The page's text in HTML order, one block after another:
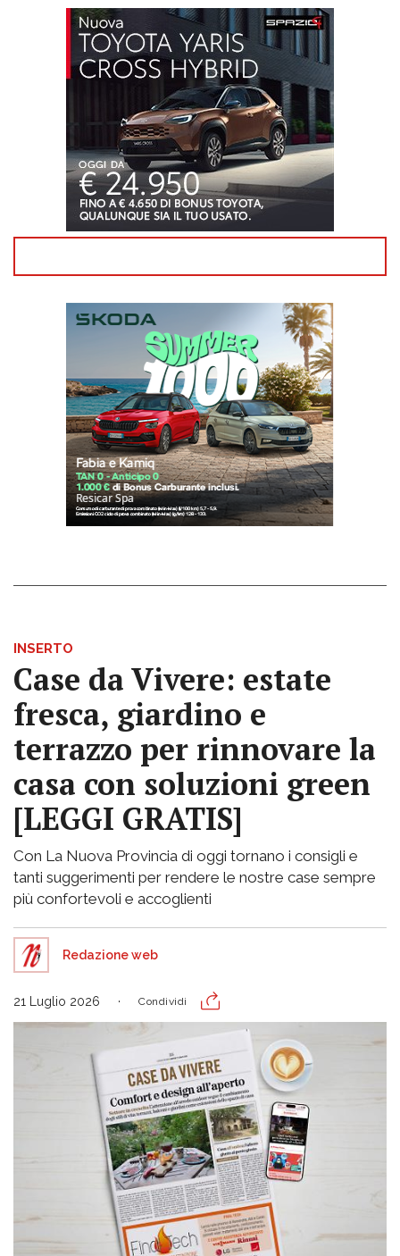
INSERTO
Case da Vivere: estate
fresca, giardino e
terrazzo per rinnovare la
casa con soluzioni green
[LEGGI GRATIS]
Con La Nuova Provincia di oggi tornano i consigli e
tanti suggerimenti per rendere le nostre case sempre
più confortevoli e accoglienti
Redazione web
21 Luglio 2026 Condividi